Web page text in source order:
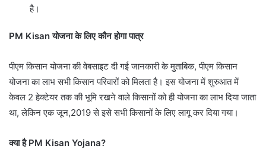
है।
PM Kisan योजना के लिए कौन होगा पात्र
पीएम किसान योजना की वेबसाइट दी गई जानकारी के मुताबिक, पीएम किसान
योजना का लाभ सभी किसान परिवारों को मिलता है। इस योजना में शुरुआत में
केवल 2 हेक्टेयर तक की भूमि रखने वाले किसानों को ही योजना का लाभ दिया जाता
था, लेकिन एक जून,2019 से इसे सभी किसानों के लिए लागू कर दिया गया।
क्या है PM Kisan Yojana?